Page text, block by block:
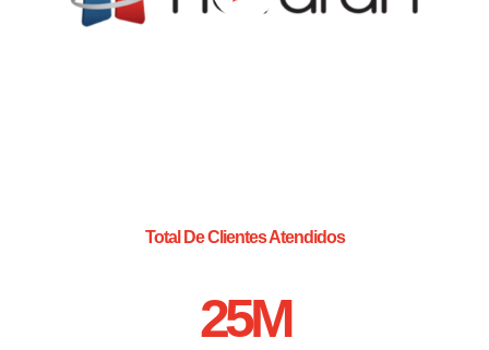
Total De Clientes Atendidos
25M